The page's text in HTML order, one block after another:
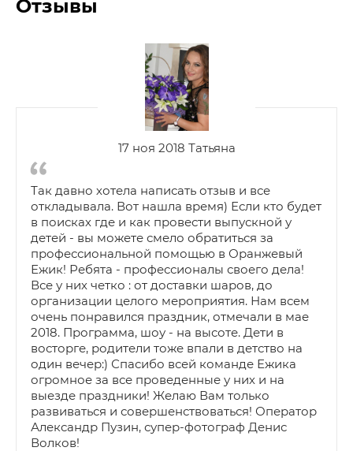
Отзывы
17 ноя 2018 Татьяна
Так давно хотела написать отзыв и все
откладывала. Вот нашла время) Если кто будет
в поисках где и как провести выпускной у
детей - вы можете смело обратиться за
профессиональной помощью в Оранжевый
Ежик! Ребята - профессионалы своего дела!
Все у них четко : от доставки шаров, до
организации целого мероприятия. Нам всем
очень понравился праздник, отмечали в мае
2018. Программа, шоу - на высоте. Дети в
восторге, родители тоже впали в детство на
один вечер:) Спасибо всей команде Ежика
огромное за все проведенные у них и на
выезде праздники! Желаю Вам только
развиваться и совершенствоваться! Оператор
Александр Пузин, супер-фотограф Денис
Волков!